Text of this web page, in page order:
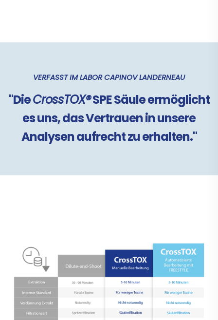
VERFASST IM LABOR CAPINOV LANDERNEAU
"DieCrossTOX®SPE Säule ermöglicht
es uns, das Vertrauen in unsere
Analysen aufrecht zu erhalten."